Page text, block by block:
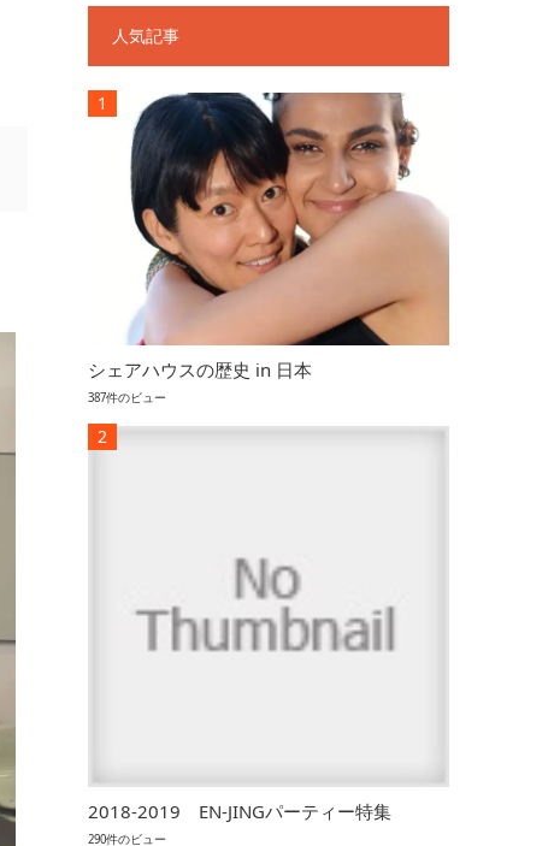
人気記事
シェアハウスの歴史 in 日本
387件のビュー
2018-2019 EN-JINGパーティー特集
290件のビュー